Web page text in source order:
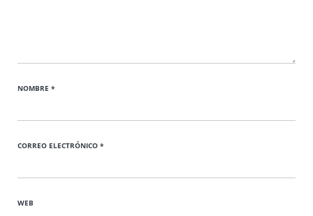
NOMBRE *
CORREO ELECTRÓNICO *
WEB